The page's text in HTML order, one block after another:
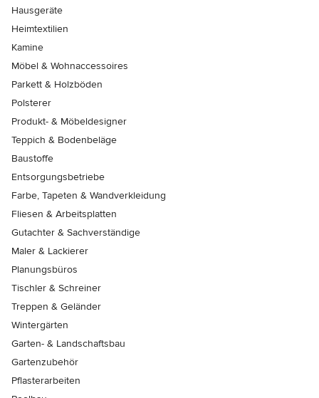
Hausgeräte
Heimtextilien
Kamine
Möbel & Wohnaccessoires
Parkett & Holzböden
Polsterer
Produkt- & Möbeldesigner
Teppich & Bodenbeläge
Baustoffe
Entsorgungsbetriebe
Farbe, Tapeten & Wandverkleidung
Fliesen & Arbeitsplatten
Gutachter & Sachverständige
Maler & Lackierer
Planungsbüros
Tischler & Schreiner
Treppen & Geländer
Wintergärten
Garten- & Landschaftsbau
Gartenzubehör
Pflasterarbeiten